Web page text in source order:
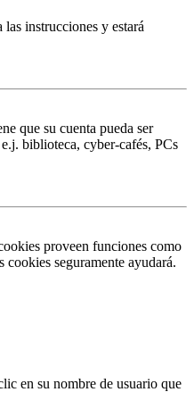
las instrucciones y estará
que su cuenta pueda ser
biblioteca, cyber-cafés, PCs
proveen funciones como
seguramente ayudará.
en su nombre de usuario que